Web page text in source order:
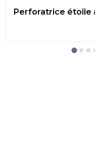
Perforatrice étoile